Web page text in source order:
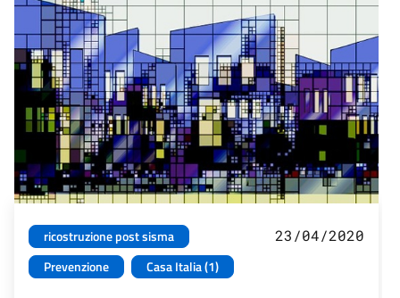
ricostruzione post sisma
Prevenzione
Casa Italia (1)
23/04/2020